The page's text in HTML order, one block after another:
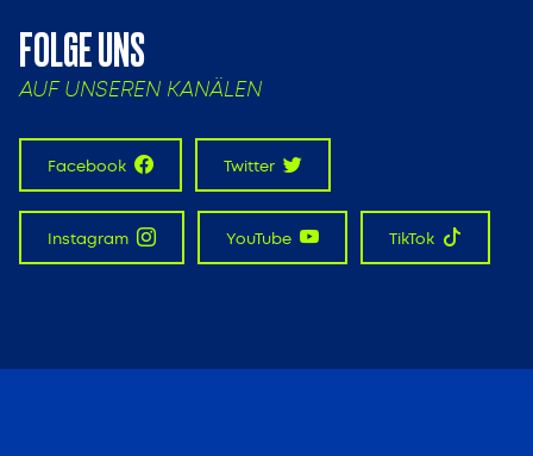
FOLGE UNS
AUF UNSEREN KANÄLEN
Facebook Twitter
Instagram YouTube TikTok